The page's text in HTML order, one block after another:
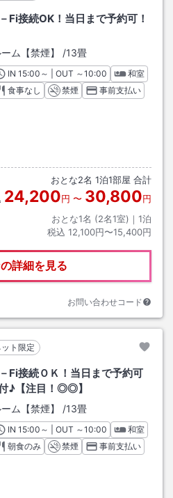
接続OK！当日まで予約可！
ム【禁煙】 /13畳
INチェックイン
15:00 ～ | OUT チェックアウト
～10:00
和室
食事なし
禁煙 事前支払い
おとな2名 1泊1部屋 合計
24,200円 〜 30,800円
おとな1名 (2名1室)｜ 1泊
税込 12,100円〜15,400円
詳細を見る
お問い合わせコード
ット限定
Fi接続ＯＫ！当日まで予約可
♪【注目！◎◎】
ム【禁煙】 /13畳
INチェックイン
15:00 ～ | OUT チェックアウト
～10:00
和室
朝食のみ
禁煙 事前支払い